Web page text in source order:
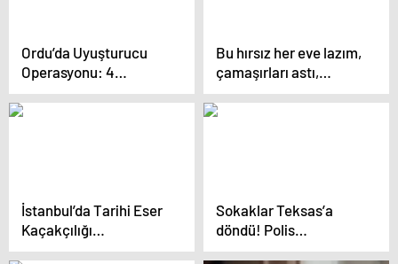
Ordu’da Uyuşturucu
Operasyonu: 4
Tutuklama
Bu hırsız her eve lazım,
çamaşırları astı,
yemek bile pişirdi
İstanbul’da Tarihi Eser
Kaçakçılığı
Operasyonu: 3 Şüpheli
Sokaklar Teksas’a
döndü! Polis
ekiplerinin gözü